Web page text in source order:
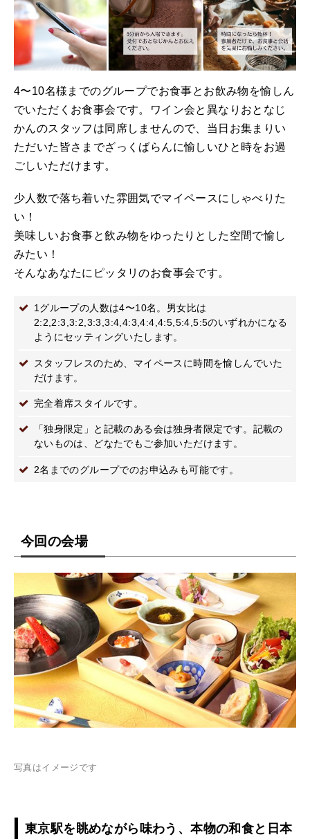
4〜10名様までのグループでお食事とお飲み物を愉しん
でいただくお食事会です。ワイン会と異なりおとなじ
かんのスタッフは同席しませんので、当日お集まりい
ただいた皆さまでざっくばらんに愉しいひと時をお過
ごしいただけます。
少人数で落ち着いた雰囲気でマイペースにしゃべりた
い！
美味しいお食事と飲み物をゆったりとした空間で愉し
みたい！
そんなあなたにピッタリのお食事会です。
1グループの人数は4〜10名。男女比は
2:2,2:3,3:2,3:3,3:4,4:3,4:4,4:5,5:4,5:5のいずれかになる
ようにセッティングいたします。
スタッフレスのため、マイペースに時間を愉しんでいた
だけます。
完全着席スタイルです。
「独身限定」と記載のある会は独身者限定です。記載の
ないものは、どなたでもご参加いただけます。
2名までのグループでのお申込みも可能です。
今回の会場
写真はイメージです
東京駅を眺めながら味わう、本物の和食と日本